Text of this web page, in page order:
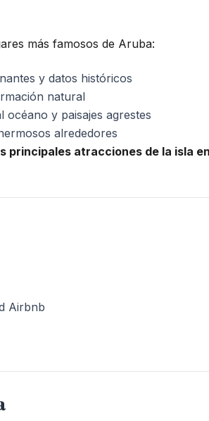
más famosos de Aruba:
y datos históricos
natural
océano y paisajes agrestes
alrededores
principales atracciones de la isla
Airbnb